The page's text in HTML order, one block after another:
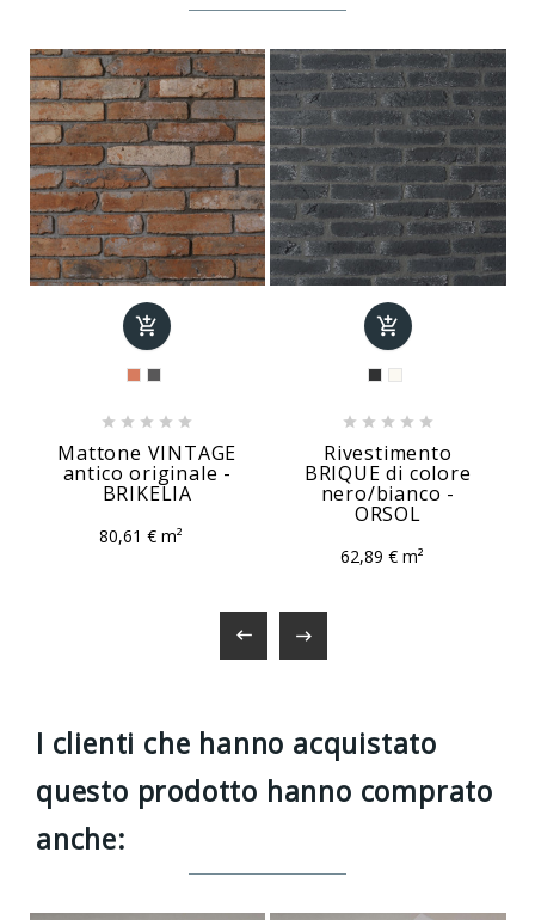

    
Mattone VINTAGE
antico originale -
BRIKELIA
80,61 € m²

    
Rivestimento
BRIQUE di colore
nero/bianco -
ORSOL
62,89 € m²
 
I clienti che hanno acquistato
questo prodotto hanno comprato
anche: